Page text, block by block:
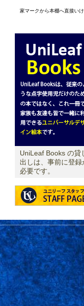
家マークから本棚へ直接い
UniLeaf Books の貸
出しは、事前に登録
必要です。